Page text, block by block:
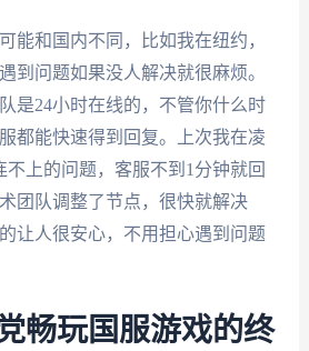
能和国内不同，比如我在纽约，
到问题如果没人解决就很麻烦。
是24小时在线的，不管你什么时
都能快速得到回复。上次我在凌
不上的问题，客服不到1分钟就回
团队调整了节点，很快就解决
让人很安心，不用担心遇到问题
畅玩国服游戏的终